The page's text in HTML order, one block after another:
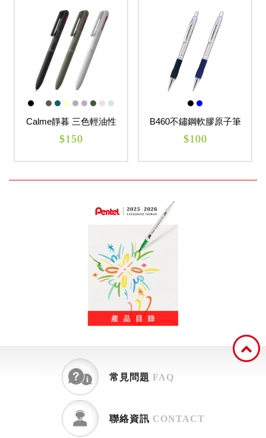
Calme靜暮 三色輕油性
筆-黑+紅+藍
$150
B460不鏽鋼軟膠原子筆
$100
常見問題 FAQ
聯絡資訊 CONTACT